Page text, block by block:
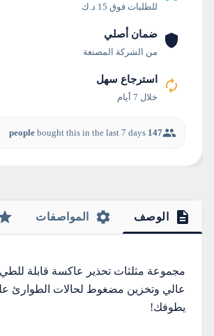
للطلبات فوق 15 د.ك
ضمان أصلي
من الشركة المصنعة
استرجاع سهل
خلال 7 أيام
147 people
bought this in the last 7 days
الوصف المواصفات
مجموعة مثلثات تحذير عاكسة قابلة
عالي وتخزين مضغوط لحالات الطوارئ
يطوفك!